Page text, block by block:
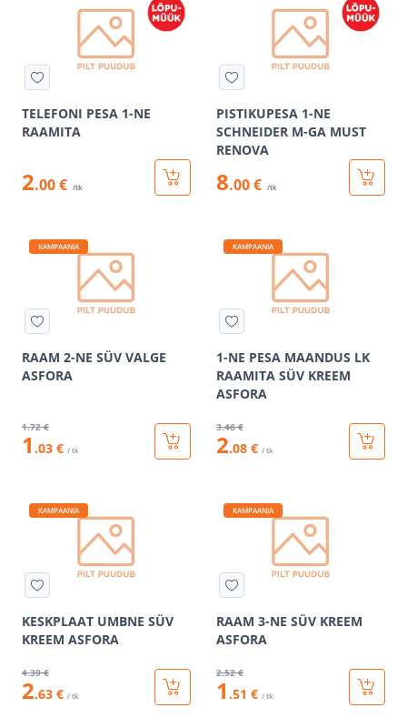
TELEFONI PESA 1-NE
RAAMITA
2.00 € /tk
PISTIKUPESA 1-NE
SCHNEIDER M-GA MUST
RENOVA
8.00 € /tk
KAMPAANIA
RAAM 2-NE SÜV VALGE
ASFORA
1.72 €
1 .03 € / tk
KAMPAANIA
1-NE PESA MAANDUS LK
RAAMITA SÜV KREEM
ASFORA
3.46 €
2.08 € / tk
KAMPAANIA
KESKPLAAT UMBNE SÜV
KREEM ASFORA
4.39 €
2.63 € / tk
KAMPAANIA
RAAM 3-NE SÜV KREEM
ASFORA
2.52 €
1 .51 € / tk